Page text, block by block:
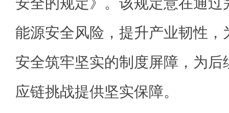
能源安全风险，提升产业韧性，
安全筑牢坚实的制度屏障，为
应链挑战提供坚实保障。